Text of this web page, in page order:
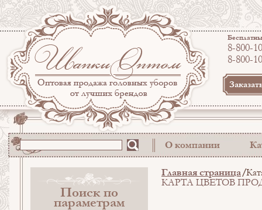
8-800-
8-800-
О компании
Поиск по
параметрам
Главная страница
КАРТА ЦВЕТОВ